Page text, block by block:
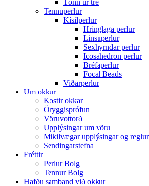
Tönn úr tré
Tennuperlur
Kísilperlur
Hringlaga perlur
Linsuperlur
Sexhyrndar perlur
Icosahedron perlur
Bréfaperlur
Focal Beads
Viðarperlur
Um okkur
Kostir okkar
Öryggisprófun
Vöruvottorð
Upplýsingar um vöru
Mikilvægar upplýsingar og reglur
Sendingarstefna
Fréttir
Perlur Bolg
Tennur Bolg
Hafðu samband við okkur